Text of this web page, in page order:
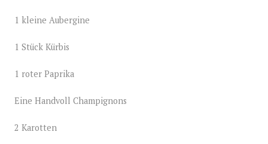
1 kleine Aubergine
1 Stück Kürbis
1 roter Paprika
Eine Handvoll Champignons
2 Karotten